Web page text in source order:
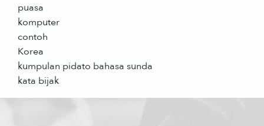
puasa
komputer
contoh
Korea
kumpulan pidato bahasa sunda
kata bijak